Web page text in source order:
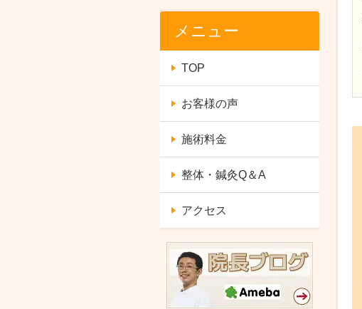
メニュー
TOP
お客様の声
施術料金
整体・鍼灸Q＆A
アクセス